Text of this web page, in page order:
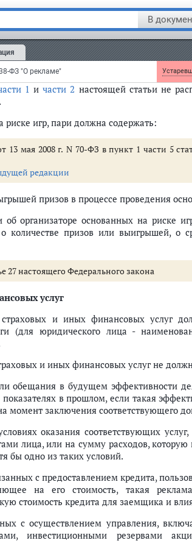
В
ФЗ "О рекламе"
по оказанию сопутствующих азартным
2
настоящей статьи не применяются
играм услуг, рекламе игорного
сопутствующих азартным играм
находящихся в границах игорных зон,
Федеральным законом.
1 ичасти 2 настоящей статьи не
риске игр, пари должна содержать:
13 мая 2008 г. N 70-ФЗ в пункт 1 части 5
редакции
призов в процессе проведения
организаторе основанных на риске
количестве призов или выигрышей, о
27 настоящего Федерального закона
услуг
страховых и иных финансовых услуг
(для юридического лица -
и иных финансовых услуг не
обещания в будущем эффективности
в прошлом, если такая
момент заключения соответствующего
оказания соответствующих
лица, или на сумму расходов,
бы одно из таких условий.
с предоставлением кредита,
на его стоимость, такая
стоимость кредита для заемщика и
с осуществлением управления,
инвестиционными резервами